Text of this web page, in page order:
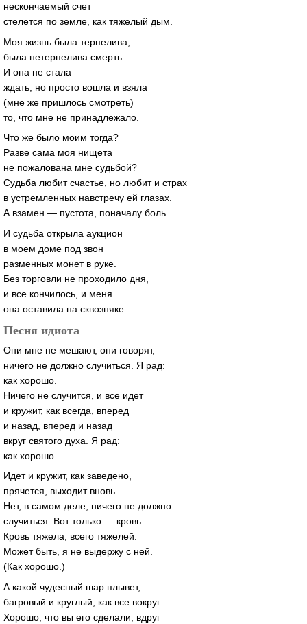
нескончаемый счет
стелется по земле, как тяжелый дым.
Моя жизнь была терпелива,
была нетерпелива смерть.
И она не стала
ждать, но просто вошла и взяла
(мне же пришлось смотреть)
то, что мне не принадлежало.
Что же было моим тогда?
Разве сама моя нищета
не пожалована мне судьбой?
Судьба любит счастье, но любит и страх
в устремленных навстречу ей глазах.
А взамен — пустота, поначалу боль.
И судьба открыла аукцион
в моем доме под звон
разменных монет в руке.
Без торговли не проходило дня,
и все кончилось, и меня
она оставила на сквозняке.
Песня идиота
Они мне не мешают, они говорят,
ничего не должно случиться. Я рад:
как хорошо.
Ничего не случится, и все идет
и кружит, как всегда, вперед
и назад, вперед и назад
вкруг святого духа. Я рад:
как хорошо.
Идет и кружит, как заведено,
прячется, выходит вновь.
Нет, в самом деле, ничего не должно
случиться. Вот только — кровь.
Кровь тяжела, всего тяжелей.
Может быть, я не выдержу с ней.
(Как хорошо.)
А какой чудесный шар плывет,
багровый и круглый, как все вокруг.
Хорошо, что вы его сделали, вдруг